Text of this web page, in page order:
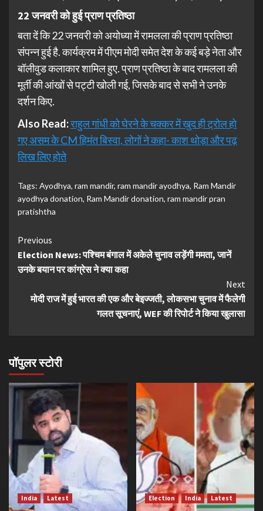
22 जनवरी को हुई प्राण प्रतिष्ठा
बता दें कि 22 जनवरी को अयोध्या में रामलला की प्राण प्रतिष्ठा
संपन्न हुई है. कार्यक्रम में पीएम मोदी समेत देश के कई बड़े नेता और
बॉलीवुड कलाकार शामिल हुए. प्राण प्रतिष्ठा के बाद रामलला की
मूर्ती की आंखों से पट्टी खोली गई, जिसके बाद से सभी ने उनके
दर्शन किए.
Also Read:राहुल गांधी को घेरने के चक्कर में खुद ही ट्रोल हो
गए असम के CM हिमंत बिस्वा, लोगों ने कहा- काश थोड़ा और पढ़
लिख लिए होते
Tags: Ayodhya, ram mandir, ram mandir ayodhya, Ram Mandir
ayodhya donation, Ram Mandir donation, ram mandir pran
pratishtha
Continue
Reading
Previous
Election News: पश्चिम बंगाल में अकेले चुनाव लड़ेंगी ममता, जानें
उनके बयान पर कांग्रेस ने क्या कहा
Next
मोदी राज में हुई भारत की एक और बेइज्जती, लोकसभा चुनाव में फैलेगी
गलत सूचनाएं, WEF की रिपोर्ट ने किया खुलासा
पॉपुलर स्टोरी
India Latest Election India Latest